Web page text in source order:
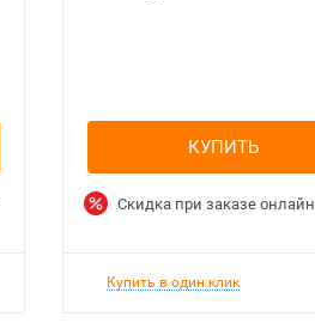
КУПИТЬ
Скидка при заказе онлайн
Купить в один клик